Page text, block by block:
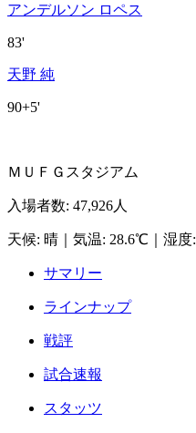
アンデルソン ロペス
83'
天野 純
90+5'
ＭＵＦＧスタジアム
入場者数: 47,926人
天候: 晴 気温: 28.6℃ 湿度:
サマリー
ラインナップ
戦評
試合速報
スタッツ